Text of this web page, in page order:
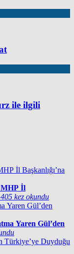
ile ilgili
MHP İl
405 kez okundu
Yaren Gül’den